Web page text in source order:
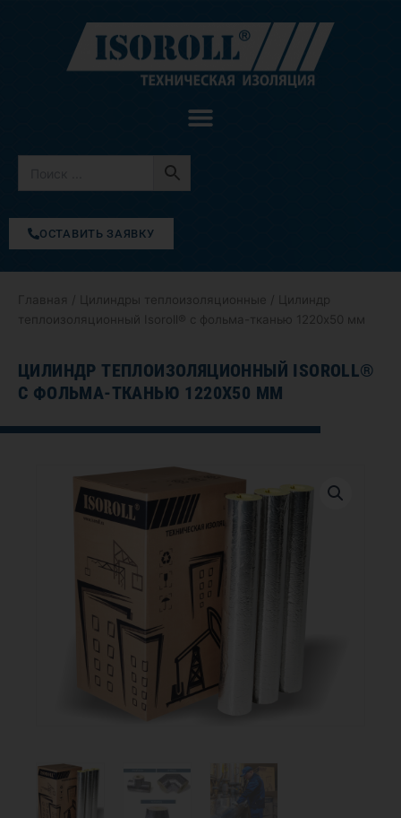
содержимому
ОСТАВИТЬ ЗАЯВКУ
Главная Цилиндры теплоизоляционные / Цилиндр
теплоизоляционный Isoroll® с фольма-тканью 1220х50 мм
ЦИЛИНДР ТЕПЛОИЗОЛЯЦИОННЫЙ ISOROLL®
С ФОЛЬМА-ТКАНЬЮ 1220Х50 ММ